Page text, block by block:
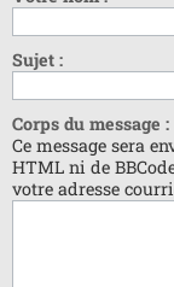
Sujet :
Corps du message :
Ce message sera
HTML ni de
votre adresse